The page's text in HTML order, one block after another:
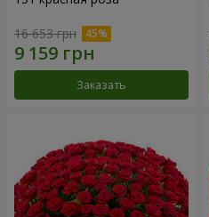
16 653 грн
Заказать